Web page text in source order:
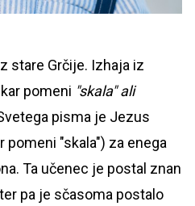
stare Grčije. Izhaja iz
kar pomeni "skala" ali
pisma je Jezus
pomeni "skala") za enega
Ta učenec je postal znan
pa je sčasoma postalo